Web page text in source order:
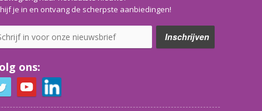
je in en ontvang de scherpste aanbiedingen!
ons: